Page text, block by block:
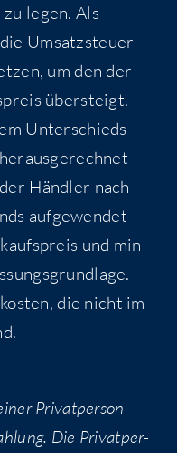
legen. Als
Umsatz­steu­er
um den der
über­steigt.
Unter­schieds­
Händ­ler nach
auf­ge­wen­det
und min­
die nicht im
Pri­vat­per­son
Die Pri­vat­per­